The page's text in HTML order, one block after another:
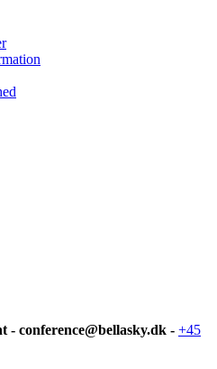
- conference@bellasky.dk - +45